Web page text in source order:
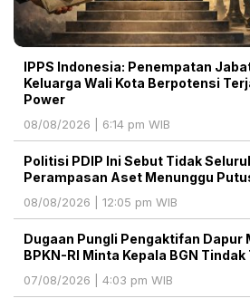
IPPS Indonesia: Penempatan
Keluarga Wali Kota Berpotensi
Power
08/08/2026 | 6:14 pm WIB
Politisi PDIP Ini Sebut Tidak
Perampasan Aset Menunggu
08/08/2026 | 12:05 pm WIB
Dugaan Pungli Pengaktifan Dapur
BPKN-RI Minta Kepala BGN
07/08/2026 | 4:03 pm WIB